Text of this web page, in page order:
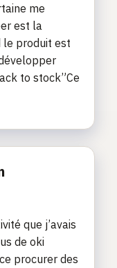
me
est la
le produit est
to stock”Ce
que j’avais
de oki
procurer des